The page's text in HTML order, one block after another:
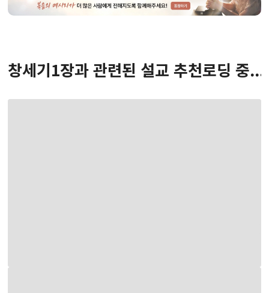
창세기1장과 관련된 설교 추천로딩 중...